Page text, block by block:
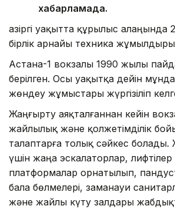
хабарламада.
Қазіргі уақытта құрылыс
бірлік арнайы техника
Астана-1 вокзалы 1990 жылы
берілген. Осы уақытқа дейін
жөндеу жұмыстары жүргізіліп
Жаңғырту аяқталғаннан кейін
жайлылық және қолжетімділік
талаптарға толық сәйкес
үшін жаңа эскалаторлар,
платформалар орнатылып,
бала бөлмелері, заманауи
және жайлы күту залдары